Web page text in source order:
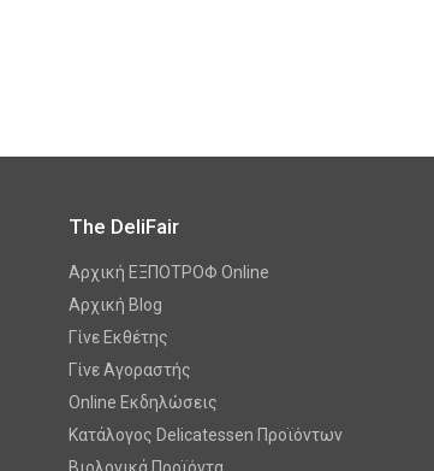
The DeliFair
Αρχική ΕΞΠΟΤΡΟΦ Online
Αρχική Blog
Γίνε Εκθέτης
Γίνε Αγοραστής
Online Εκδηλώσεις
Κατάλογος Delicatessen Προϊόντων
Βιολογικά Προϊόντα